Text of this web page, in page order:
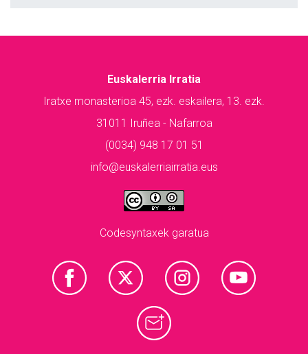
Euskalerria Irratia
Iratxe monasterioa 45, ezk. eskailera, 13. ezk.
31011 Iruñea - Nafarroa
(0034) 948 17 01 51
info@euskalerriairratia.eus
Codesyntaxek garatua